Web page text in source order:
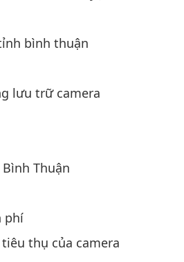
bình thuận
lưu trữ camera
Thuận
phí
thụ của camera